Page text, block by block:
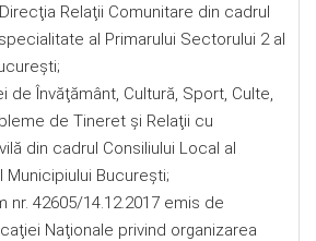
Relaţii Comunitare din cadrul
al Primarului Sectorului 2 al
de Învăţământ, Cultură, Sport, Culte,
de Tineret şi Relaţii cu
din cadrul Consiliului Local al
Municipiului Bucureşti;
nr. 42605/14.12.2017 emis de
Naţionale privind organizarea